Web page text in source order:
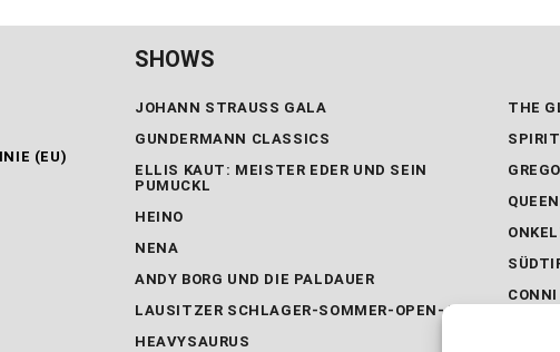
(EU)
SHOWS
JOHANN STRAUSS GALA
GUNDERMANN CLASSICS
ELLIS KAUT: MEISTER EDER UND SEIN
PUMUCKL
HEINO
NENA
ANDY BORG UND DIE PALDAUER
LAUSITZER SCHLAGER-SOMMER-OPEN-AIR
HEAVYSAURUS
THE
DER